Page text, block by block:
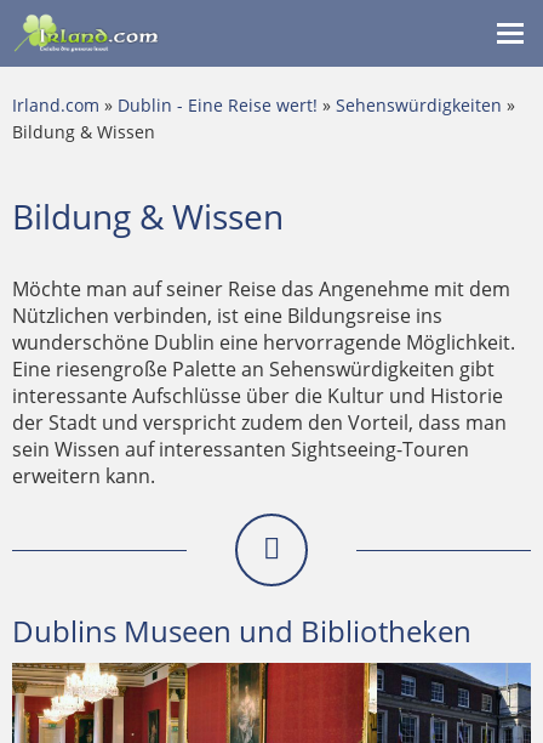
Irland.com » Dublin - Eine Reise wert! » Sehenswürdigkeiten »
Bildung & Wissen
Bildung & Wissen
Möchte man auf seiner Reise das Angenehme mit dem
Nützlichen verbinden, ist eine Bildungsreise ins
wunderschöne Dublin eine hervorragende Möglichkeit.
Eine riesengroße Palette an Sehenswürdigkeiten gibt
interessante Aufschlüsse über die Kultur und Historie
der Stadt und verspricht zudem den Vorteil, dass man
sein Wissen auf interessanten Sightseeing-Touren
erweitern kann.
Dublins Museen und Bibliotheken